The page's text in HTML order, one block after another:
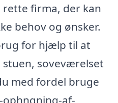
firma, der kan
behov og ønsker.
for hjælp til at
soveværelset
med fordel bruge
af-